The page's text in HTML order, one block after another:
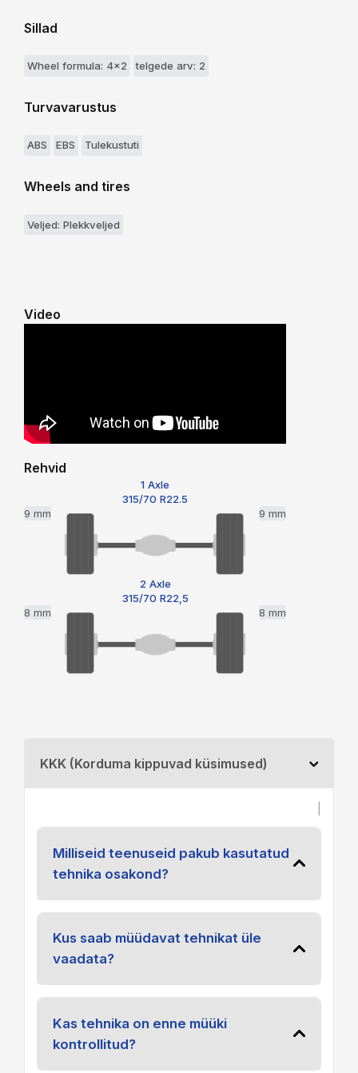
Sillad
Wheel formula: 4x2 telgede arv: 2
Turvavarustus
ABS EBS Tulekustuti
Wheels and tires
Veljed: Plekkveljed
Video
Rehvid
1 Axle
315/70 R22.5
9 mm
9 mm
2 Axle
315/70 R22,5
8 mm
8 mm
KKK (Korduma kippuvad küsimused)
Milliseid teenuseid pakub kasutatud
tehnika osakond?
Kus saab müüdavat tehnikat üle
vaadata?
Kas tehnika on enne müüki
kontrollitud?